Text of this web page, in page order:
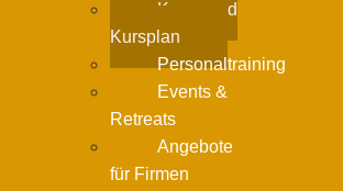
Kurse und
Kursplan
Personaltraining
Events &
Retreats
Angebote
für Firmen